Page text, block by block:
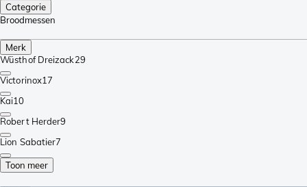
Categorie
Broodmessen
Merk
Wüsthof Dreizack29
Victorinox17
Kai10
Robert Herder9
Lion Sabatier7
Toon meer